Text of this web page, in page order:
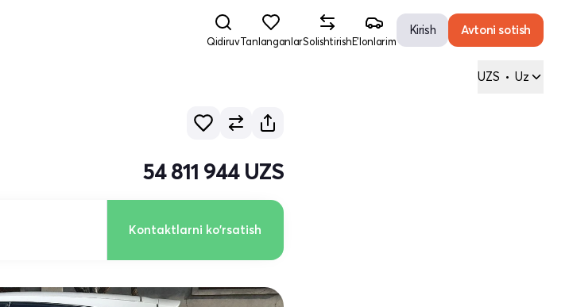
QidiruvTanlanganlarSolishtirishE'lonlarim
Kirish Avtoni sotish
UZS • Uz
54 811 944 UZS
Kontaktlarni ko'rsatish